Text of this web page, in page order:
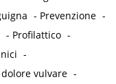
- Prevenzione -
- Profilattico -
-
vulvare -